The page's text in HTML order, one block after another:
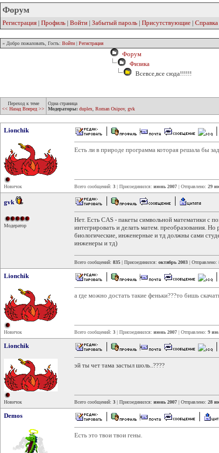
Форум
Регистрация | Профиль | Войти | Забытый пароль | Присутствующие | Справка
» Добро пожаловать, Гость: Войти | Регистрация
Форум
Физика
Всевсе,все сюда!!!!!!
Переход к теме
<< Назад Вперед >>
Одна страница
Модераторы: duplex Roman Osipov, gvk
Lionchik
Новичок
Есть ли в природе программа которая решала бы
Всего сообщений: 3 | Присоединился: июнь 2007 | Отправлено: 29
gvk
Модератор
Нет. Есть CAS - пакеты символьной математики с
интегрировать и делать матем. преобразования.
биологические, инженерные и тд должны сами
инженеры и тд)
Всего сообщений: 835 | Присоединился: октябрь 2003 | Отправлено:
Lionchik
Новичок
а где можно достать такие феньки???то бишь
Всего сообщений: 3 | Присоединился: июнь 2007 | Отправлено: 9
Lionchik
Новичок
эй ты чет тама застыл шоль..????
Всего сообщений: 3 | Присоединился: июнь 2007 | Отправлено: 28
Demos
Есть это твои твои гены.